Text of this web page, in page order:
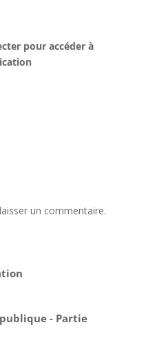
pour accéder à
un commentaire.
- Partie